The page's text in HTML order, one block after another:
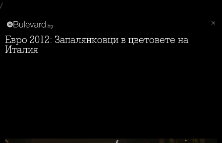
/
Евро 2012: Запалянковци в цветовете на
Италия